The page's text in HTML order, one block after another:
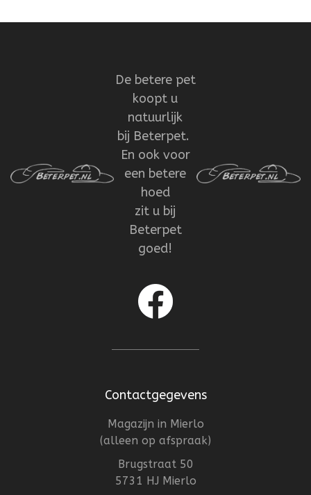
De betere pet
koopt u
natuurlijk
bij Beterpet.
En ook voor
een betere
hoed
zit u bij
Beterpet
goed!
Contactgegevens
Magazijn in Mierlo
(alleen op afspraak)
Brugstraat 50
5731 HJ Mierlo